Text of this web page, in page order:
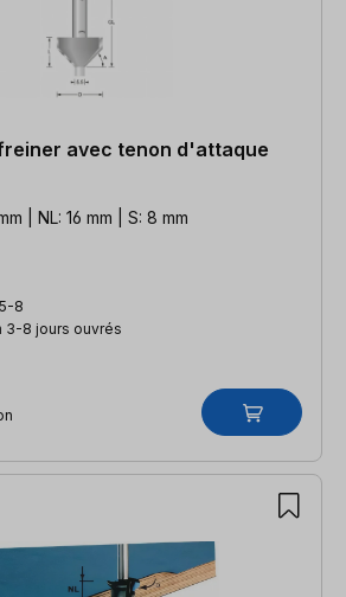
avec tenon d'attaque
| NL: 16 mm | S: 8 mm
8
3-8 jours ouvrés